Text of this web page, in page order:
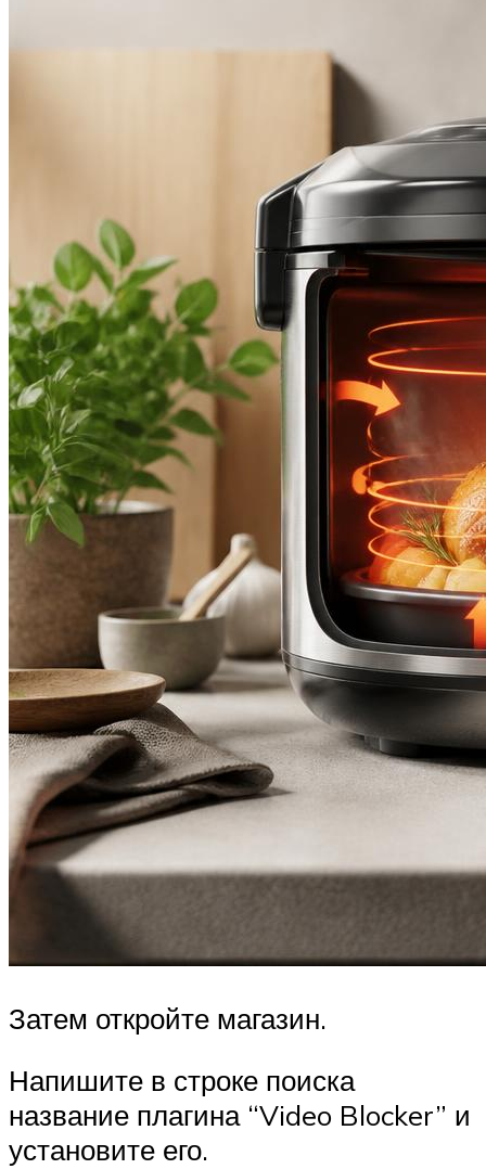
Затем откройте магазин.
Напишите в строке поиска
название плагина “Video Blocker” и
установите его.